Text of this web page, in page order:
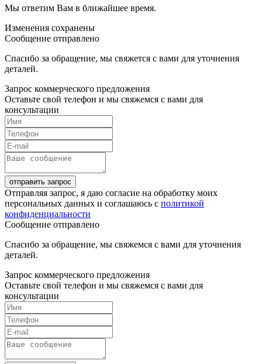
Мы ответим Вам в ближайшее время.
Изменения сохранены
Сообщение отправлено
Спасибо за обращение, мы свяжется с вами для уточнения
деталей.
Запрос коммерческого предложения
Оставьте свой телефон и мы свяжемся с вами для
консультации
отправить запрос
Отправляя запрос, я даю согласие на обработку моих
персональных данных и соглашаюсь с политикой
конфиденциальности
Сообщение отправлено
Спасибо за обращение, мы свяжемся с вами для уточнения
деталей.
Запрос коммерческого предложения
Оставьте свой телефон и мы свяжемся с вами для
консультации